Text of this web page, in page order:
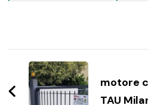
Navigazione
articoli
motore
TAU